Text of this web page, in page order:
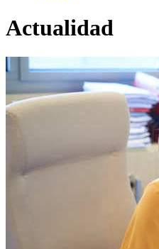
Actualidad